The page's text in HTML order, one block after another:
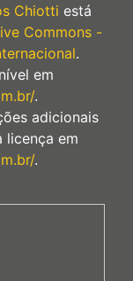
Chiotti está
Commons -
.
em
.
adicionais
licença em
.